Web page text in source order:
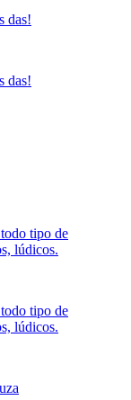
das!
das!
tipo de
lúdicos.
tipo de
lúdicos.